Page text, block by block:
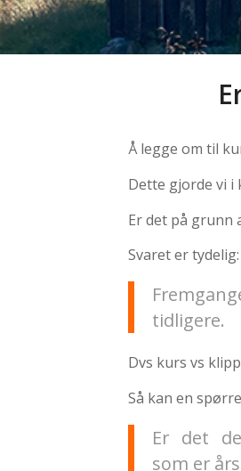
Å legge om til
Dette gjorde vi i
Er det på grunn
Svaret er tydelig:
tidligere.
Dvs kurs vs
Så kan en
Er det
som er